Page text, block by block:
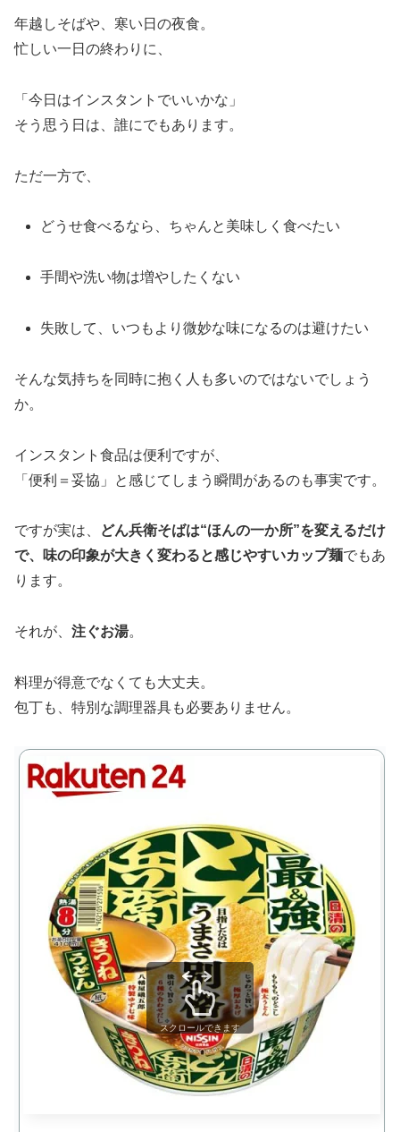
年越しそばや、寒い日の夜食。
忙しい一日の終わりに、
「今日はインスタントでいいかな」
そう思う日は、誰にでもあります。
ただ一方で、
どうせ食べるなら、ちゃんと美味しく食べたい
手間や洗い物は増やしたくない
失敗して、いつもより微妙な味になるのは避けたい
そんな気持ちを同時に抱く人も多いのではないでしょう
か。
インスタント食品は便利ですが、
「便利＝妥協」と感じてしまう瞬間があるのも事実です。
ですが実は、
どん兵衛そばは“ほんの一か所”を変えるだけ
で、味の印象が大きく変わると感じやすいカップ麺でもあ
ります。
それが、 注ぐお湯。
料理が得意でなくても大丈夫。
包丁も、特別な調理器具も必要ありません。
スクロールできます